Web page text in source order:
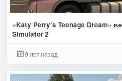
«Katy Perry’s Teenage Dream»
Simulator 2
9 лет назад